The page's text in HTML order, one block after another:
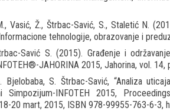
Vasić, Ž., Štrbac-Savić, S., Staletić N.
tehnologije, obrazovanje i
Savić S. (2015). Građenje i
JAHORINA 2015, Jahorina, vol.
Bjelobaba, S. Štrbac-Savić, “Analiza
Simpozijum-INFOTEH 2015,
20 mart, 2015, ISBN 978-99955-763-6-